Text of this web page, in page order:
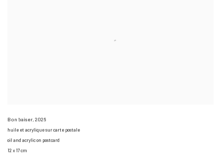
Bon baiser, 2026
huile et acrylique sur carte postale
oil and acrylic on postcard
12 x 17 cm